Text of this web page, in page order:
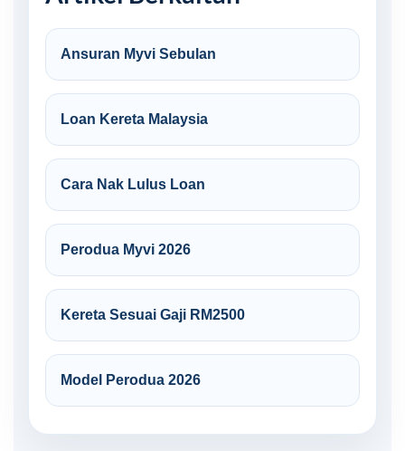
Ansuran Myvi Sebulan
Loan Kereta Malaysia
Cara Nak Lulus Loan
Perodua Myvi 2026
Kereta Sesuai Gaji RM2500
Model Perodua 2026